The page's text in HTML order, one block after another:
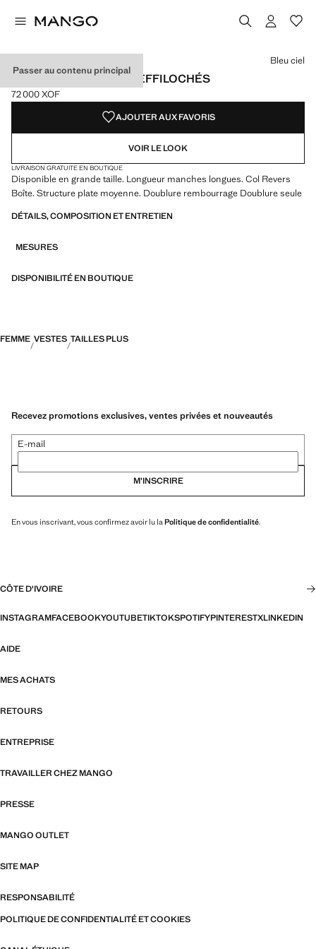
Passer au contenu principal
VESTE TWEED BORDS EFFILOCHÉS
Prix actuel [72 000 XOF ]
72 000 XOF
Choisissez une couleur
Bleu ciel
AJOUTER AUX FAVORIS
VOIR LE LOOK
LIVRAISON GRATUITE EN BOUTIQUE
Disponible en grande taille. Longueur manches longues. Col Revers
Boîte. Structure plate moyenne. Doublure rembourrage Doublure seule
DÉTAILS, COMPOSITION ET ENTRETIEN
MESURES
DISPONIBILITÉ EN BOUTIQUE
FEMME VESTES TAILLES PLUS
Recevez promotions exclusives, ventes privées et nouveautés
E-mail
M’INSCRIRE
En vous inscrivant, vous confirmez avoir lu la Politique de confidentialité.
CÔTE D'IVOIRE
INSTAGRAMFACEBOOKYOUTUBETIKTOKSPOTIFYPINTERESTXLINKEDIN
AIDE
MES ACHATS
RETOURS
ENTREPRISE
TRAVAILLER CHEZ MANGO
PRESSE
MANGO OUTLET
SITE MAP
RESPONSABILITÉ
POLITIQUE DE CONFIDENTIALITÉ ET COOKIES